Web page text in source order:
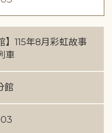
】115年8月彩虹故事
車
館